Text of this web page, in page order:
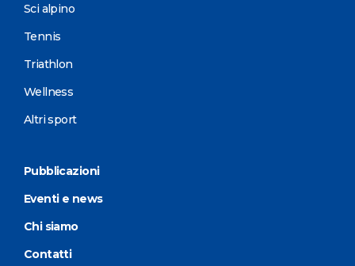
Sci alpino
Tennis
Triathlon
Wellness
Altri sport
Pubblicazioni
Eventi e news
Chi siamo
Contatti